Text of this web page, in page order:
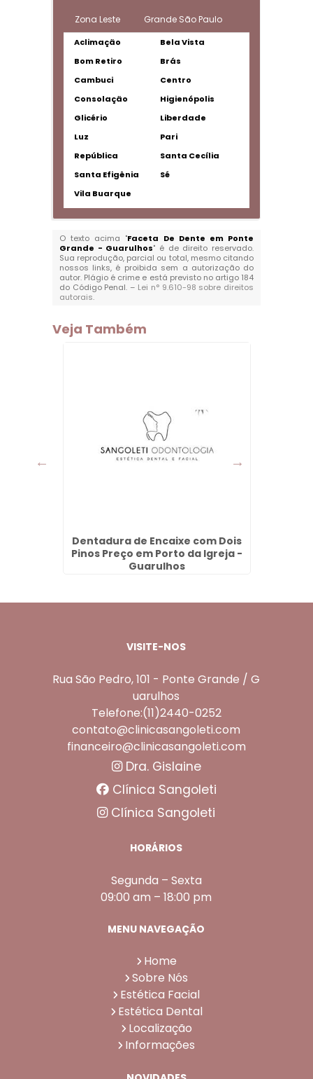
Zona Leste Grande São Paulo
Aclimação
Bela Vista
Bom Retiro
Brás
Cambuci
Centro
Consolação
Higienópolis
Glicério
Liberdade
Luz
Pari
República
Santa Cecília
Santa Efigênia
Sé
Vila Buarque
O texto acima "Faceta De Dente em Ponte
Grande - Guarulhos" é de direito reservado.
Sua reprodução, parcial ou total, mesmo citando
nossos links, é proibida sem a autorização do
autor. Plágio é crime e está previsto no artigo 184
do Código Penal. – Lei n° 9.610-98 sobre direitos
autorais.
Veja Também
Dentadura de Encaixe com Dois
Pinos Preço em Porto da Igreja -
Guarulhos
VISITE-NOS
Rua São Pedro, 101 - Ponte Grande / G
uarulhos
Telefone:(11)2440-0252
contato@clinicasangoleti.com
financeiro@clinicasangoleti.com
Dra. Gislaine
Clínica Sangoleti
Clínica Sangoleti
HORÁRIOS
Segunda – Sexta
09:00 am – 18:00 pm
MENU NAVEGAÇÃO
Home
Sobre Nós
Estética Facial
Estética Dental
Localização
Informações